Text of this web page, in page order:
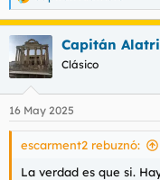
e
a
c
c
i
e
s
Capitán
Clásico
16 May 2025
escarment2 rebuznó:
La verdad es que si.